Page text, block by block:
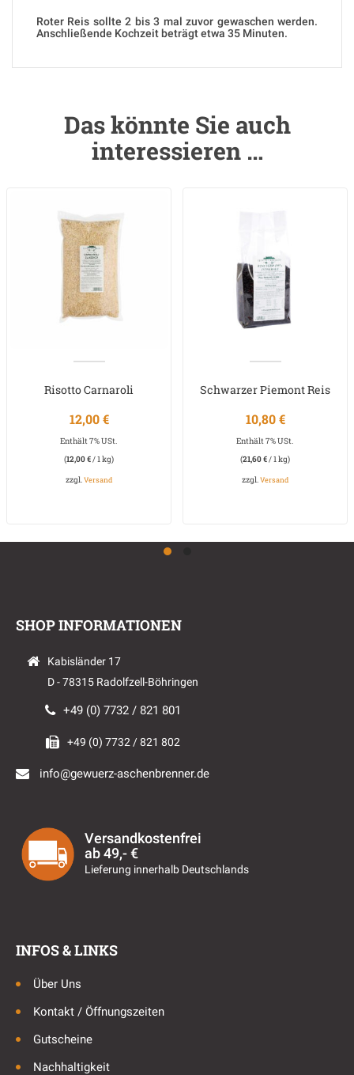
Roter Reis sollte 2 bis 3 mal zuvor gewaschen werden.
Anschließende Kochzeit beträgt etwa 35 Minuten.
Das könnte Sie auch
interessieren …
Risotto Carnaroli
12,00€
Enthält 7% USt.
(12,00€/ 1 kg)
zzgl.Versand
Schwarzer Piemont Reis
10,80€
Enthält 7% USt.
(21,60€/ 1 kg)
zzgl.Versand
SHOP INFORMATIONEN
Kabisländer 17
D - 78315 Radolfzell-Böhringen
+49 (0) 7732 / 821 801
+49 (0) 7732 / 821 802
info@gewuerz-aschenbrenner.de
Versandkostenfrei
ab 49,- €
Lieferung innerhalb Deutschlands
INFOS & LINKS
Über Uns
Kontakt / Öffnungszeiten
Gutscheine
Nachhaltigkeit